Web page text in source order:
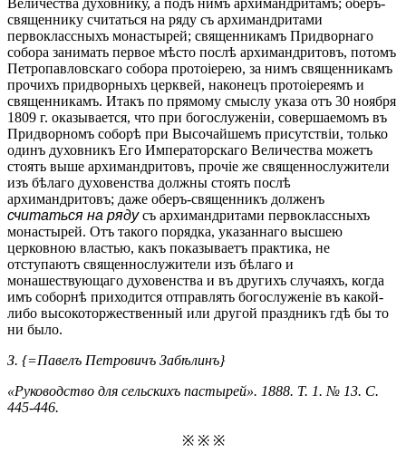
священнику считаться на ряду съ архимандритами
первоклассныхъ монастырей; священникамъ Придворнаго
собора занимать первое мѣсто послѣ архимандритовъ, потомъ
Петропавловскаго собора протоіерею, за нимъ священникамъ
прочихъ придворныхъ церквей, наконецъ протоіереямъ и
священникамъ. Итакъ по прямому смыслу указа отъ 30 ноября
1809 г. оказывается, что при богослуженіи, совершаемомъ въ
Придворномъ соборѣ при Высочайшемъ присутствіи, только
одинъ духовникъ Его Императорскаго Величества можетъ
стоять выше архимандритовъ, прочіе же священнослужители
изъ бѣлаго духовенства должны стоять послѣ
архимандритовъ; даже оберъ-священникъ долженъ
считаться на рядусъ архимандритами первоклассныхъ
монастырей. Отъ такого порядка, указаннаго высшею
церковною властью, какъ показываетъ практика, не
отступаютъ священнослужители изъ бѣлаго и
монашествующаго духовенства и въ другихъ случаяхъ, когда
имъ соборнѣ приходится отправлять богослуженіе въ какой-
либо высокоторжественный или другой праздникъ гдѣ бы то
ни было.
З. {=Павелъ Петровичъ Забѣлинъ}
«Руководство для сельскихъ пастырей». 1888. Т. 1. № 13. С.
445-446.
※ ※ ※